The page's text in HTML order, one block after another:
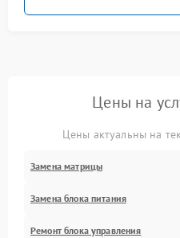
Цены на
Цены актуальны на
Замена матрицы
Замена блока питания
Ремонт блока управления